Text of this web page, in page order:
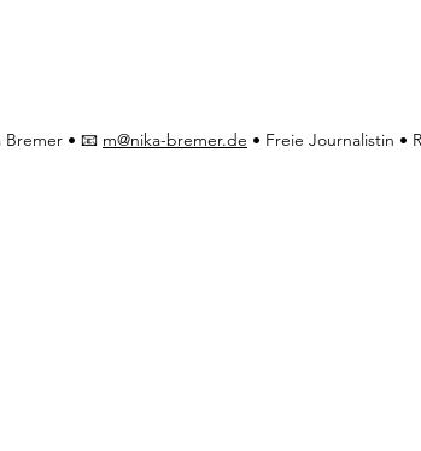
Bremer • 📧 m@nika-bremer.de • Freie Journalistin •